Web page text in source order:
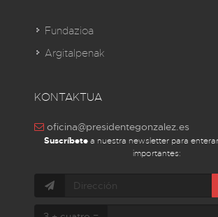
Fundazioa
Argitalpenak
KONTAKTUA
oficina@presidentegonzalez.es
Suscríbetea nuestra newsletter para
importantes: